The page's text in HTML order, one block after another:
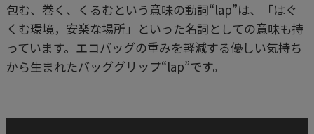
包む、巻く、くるむという意味の動詞“lap”は、「はぐ
くむ環境，安楽な場所」といった名詞としての意味も持
っています。エコバッグの重みを軽減する優しい気持ち
から生まれたバッググリップ“lap”です。